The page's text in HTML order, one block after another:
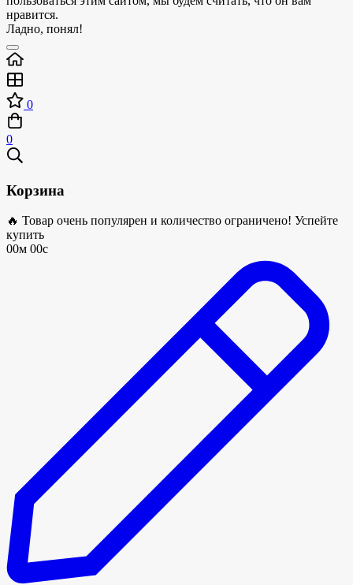
нравится.
Ладно, понял!
0
0
Корзина
🔥 Товар очень популярен и количество ограничено! Успейте
купить
00м 00с